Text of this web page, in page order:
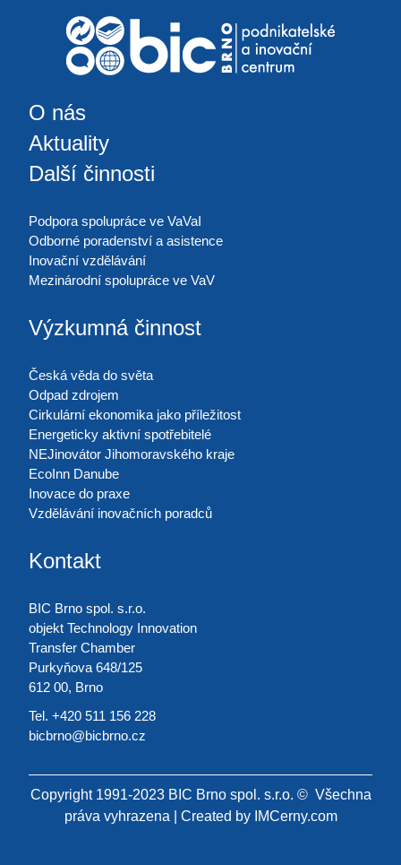
O nás
Aktuality
Další činnosti
Podpora spolupráce ve VaVaI
Odborné poradenství a asistence
Inovační vzdělávání
Mezinárodní spolupráce ve VaV
Výzkumná činnost
Česká věda do světa
Odpad zdrojem
Cirkulární ekonomika jako příležitost
Energeticky aktivní spotřebitelé
NEJinovátor Jihomoravského kraje
EcoInn Danube
Inovace do praxe
Vzdělávání inovačních poradců
Kontakt
BIC Brno spol. s.r.o.
objekt Technology Innovation
Transfer Chamber
Purkyňova 648/125
612 00, Brno
Tel. +420 511 156 228
bicbrno@bicbrno.cz
Copyright 1991-2023 BIC Brno spol. s.r.o. © Všechna
práva vyhrazena | Created by IMCerny.com